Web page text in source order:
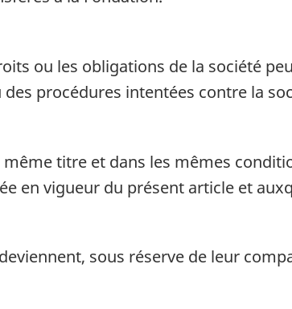
ou les obligations de la société
procédures intentées contre la
titre et dans les mêmes
en vigueur du présent article et
sous réserve de leur